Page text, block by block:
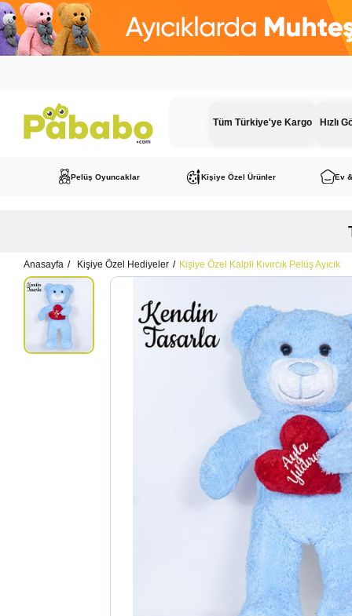
Tüm Türkiye'ye Kargo Hızlı
Pelüş Oyuncaklar Kişiye Özel Ürünler Ev
Anasayfa Kişiye Özel Hediyeler Kişiye Özel Kalpli Kıvırcık Pelüş Ayıcık